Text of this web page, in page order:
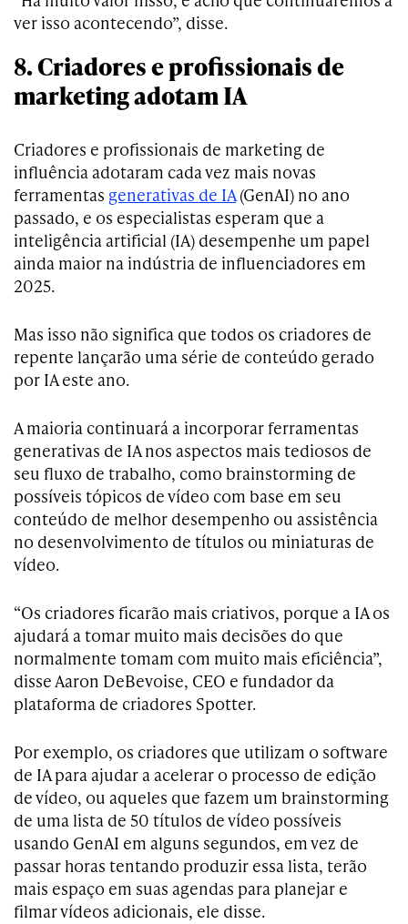
ver isso acontecendo”, disse.
8. Criadores e profissionais de
marketing adotam IA
Criadores e profissionais de marketing de
influência adotaram cada vez mais novas
ferramentas generativas de IA(GenAI) no ano
passado, e os especialistas esperam que a
inteligência artificial (IA) desempenhe um papel
ainda maior na indústria de influenciadores em
2025.
Mas isso não significa que todos os criadores de
repente lançarão uma série de conteúdo gerado
por IA este ano.
A maioria continuará a incorporar ferramentas
generativas de IA nos aspectos mais tediosos de
seu fluxo de trabalho, como brainstorming de
possíveis tópicos de vídeo com base em seu
conteúdo de melhor desempenho ou assistência
no desenvolvimento de títulos ou miniaturas de
vídeo.
“Os criadores ficarão mais criativos, porque a IA os
ajudará a tomar muito mais decisões do que
normalmente tomam com muito mais eficiência”,
disse Aaron DeBevoise, CEO e fundador da
plataforma de criadores Spotter.
Por exemplo, os criadores que utilizam o software
de IA para ajudar a acelerar o processo de edição
de vídeo, ou aqueles que fazem um brainstorming
de uma lista de 50 títulos de vídeo possíveis
usando GenAI em alguns segundos, em vez de
passar horas tentando produzir essa lista, terão
mais espaço em suas agendas para planejar e
filmar vídeos adicionais, ele disse.